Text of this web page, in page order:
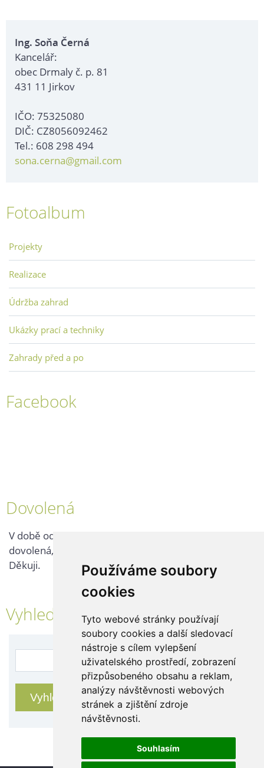
Používáme soubory
cookies
Tyto webové stránky používají
soubory cookies a další sledovací
nástroje s cílem vylepšení
uživatelského prostředí, zobrazení
přizpůsobeného obsahu a reklam,
analýzy návštěvnosti webových
stránek a zjištění zdroje
návštěvnosti.
Souhlasím
Ing. Soňa Černá
Kancelář:
obec Drmaly č. p. 81
431 11 Jirkov
IČO: 75325080
DIČ: CZ8056092462
Tel.: 608 298 494
sona.cerna@gmail.com
Fotoalbum
Projekty
Realizace
Údržba zahrad
Ukázky prací a techniky
Zahrady před a po
Facebook
Dovolená
V době od 25. 7. - 2. 8. 2026 probíhá v naší firmě
dovolená, kontaktujte nás až po jejím ukončení.
Děkuji.
Vyhledávání